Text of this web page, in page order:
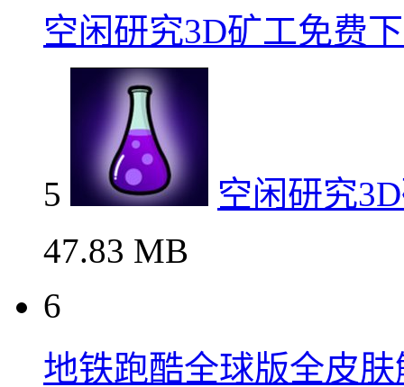
852.82 MB
空闲研究3D矿工免费